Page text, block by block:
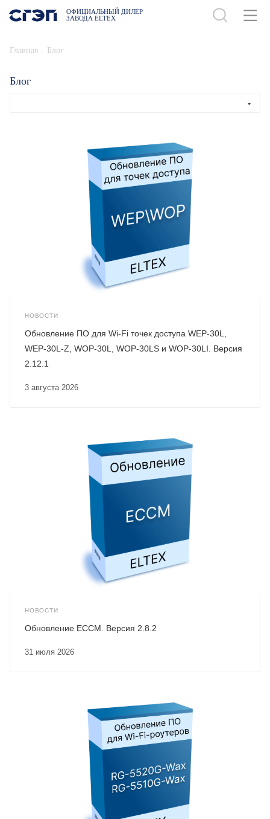
ОФИЦИАЛЬНЫЙ ДИЛЕР
ЗАВОДА ELTEX
Главная - Блог
Блог
НОВОСТИ
3 августа 2026
Обновление ПО для Wi-Fi точек доступа WEP-30L,
WEP-30L-Z, WOP-30L, WOP-30LS и WOP-30LI. Версия
2.12.1
НОВОСТИ
31 июля 2026
Обновление ECCM. Версия 2.8.2